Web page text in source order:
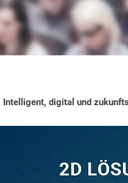
Intelligent, digital und